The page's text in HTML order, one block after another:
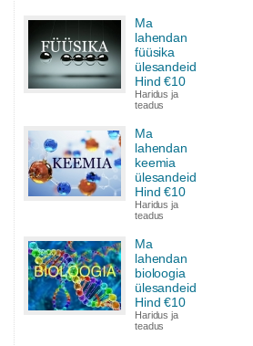
Ma
lahendan
füüsika
ülesandeid
Hind €10
Haridus ja
teadus
Ma
lahendan
keemia
ülesandeid
Hind €10
Haridus ja
teadus
Ma
lahendan
bioloogia
ülesandeid
Hind €10
Haridus ja
teadus